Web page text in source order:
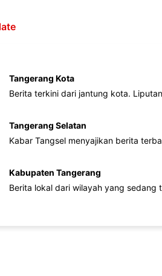
Tangerang Kota
Berita terkini dari jantung kota.
Tangerang Selatan
Kabar Tangsel menyajikan berita
Kabupaten Tangerang
Berita lokal dari wilayah yang